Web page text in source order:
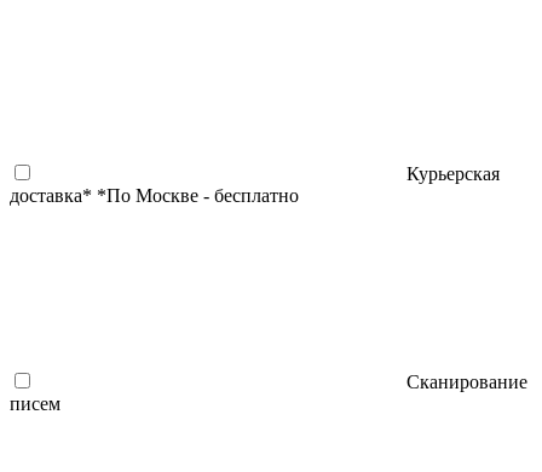
Курьерская
доставка* *По Москве - бесплатно
Сканирование
писем